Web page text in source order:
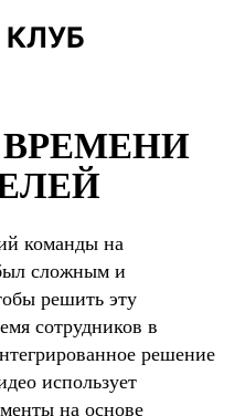
команды на
сложным и
решить эту
сотрудников в
решение
использует
на основе